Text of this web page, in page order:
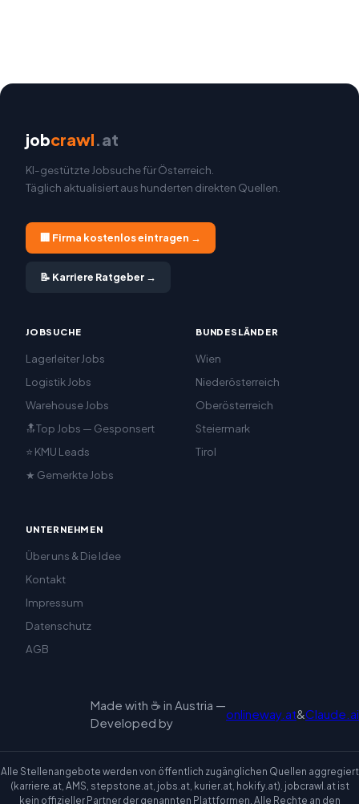
jobcrawl.at
KI-gestützte Jobsuche für Österreich.
Täglich aktualisiert aus hunderten direkten Quellen.
🏢 Firma kostenlos eintragen →
📝 Karriere Ratgeber →
JOBSUCHE
Lagerleiter Jobs
Logistik Jobs
Warehouse Jobs
🔝Top Jobs — Gesponsert
⭐ KMU Leads
★ Gemerkte Jobs
BUNDESLÄNDER
Wien
Niederösterreich
Oberösterreich
Steiermark
Tirol
UNTERNEHMEN
Über uns & Die Idee
Kontakt
Impressum
Datenschutz
AGB
Made with ☕ in Austria —
Developed by
onlineway.at&Claude.ai
Alle Stellenangebote werden von öffentlich zugänglichen Quellen aggregiert
(karriere.at, AMS, stepstone.at, jobs.at, kurier.at, hokify.at). jobcrawl.at ist
kein offizieller Partner der genannten Plattformen. Alle Rechte an den